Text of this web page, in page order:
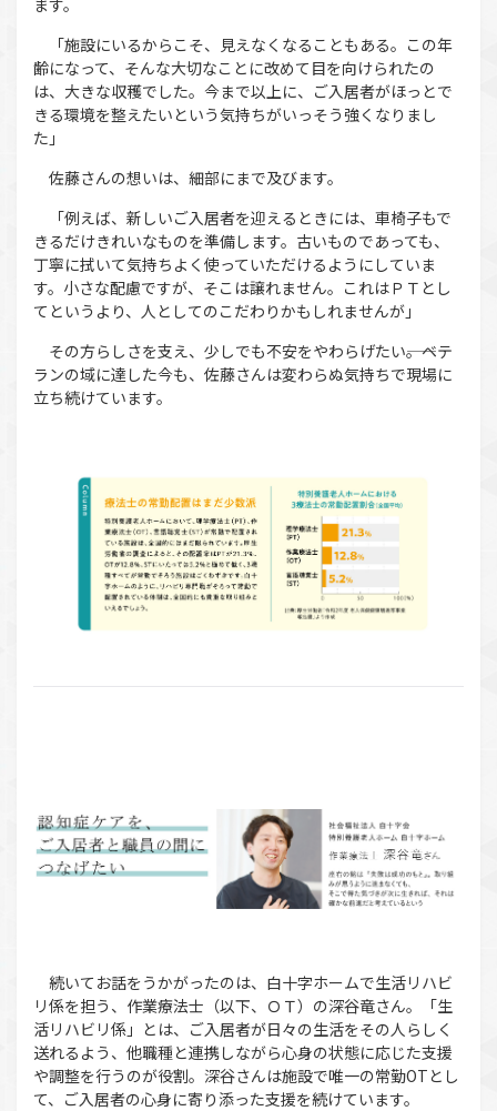
ます。
「施設にいるからこそ、見えなくなることもある。この年
齢になって、そんな大切なことに改めて目を向けられたの
は、大きな収穫でした。今まで以上に、ご入居者がほっとで
きる環境を整えたいという気持ちがいっそう強くなりまし
た」
佐藤さんの想いは、細部にまで及びます。
「例えば、新しいご入居者を迎えるときには、車椅子もで
きるだけきれいなものを準備します。古いものであっても、
丁寧に拭いて気持ちよく使っていただけるようにしていま
す。小さな配慮ですが、そこは譲れません。これはＰＴとし
てというより、人としてのこだわりかもしれませんが」
その方らしさを支え、少しでも不安をやわらげたい――。ベテ
ランの域に達した今も、佐藤さんは変わらぬ気持ちで現場に
立ち続けています。
続いてお話をうかがったのは、白十字ホームで生活リハビ
リ係を担う、作業療法士（以下、ＯＴ）の深谷竜さん。「生
活リハビリ係」とは、ご入居者が日々の生活をその人らしく
送れるよう、他職種と連携しながら心身の状態に応じた支援
や調整を行うのが役割。深谷さんは施設で唯一の常勤OTとし
て、ご入居者の心身に寄り添った支援を続けています。